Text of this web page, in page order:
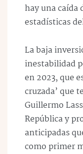
hay una caída
estadísticas
La baja
inestabilidad
en 2023, que
cruzada’ que
Guillermo
República y
anticipadas
como primer